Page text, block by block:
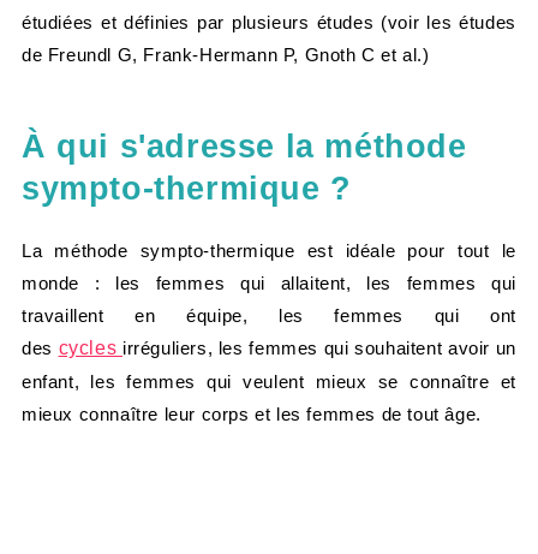
étudiées et définies par plusieurs études (voir les études
de Freundl G, Frank-Hermann P, Gnoth C et al.)
À qui s'adresse la méthode
sympto-thermique ?
La méthode sympto-thermique est idéale pour tout le
monde : les femmes qui allaitent, les femmes qui
travaillent en équipe, les femmes qui ont
des cycles irréguliers, les femmes qui souhaitent avoir un
enfant, les femmes qui veulent mieux se connaître et
mieux connaître leur corps et les femmes de tout âge.